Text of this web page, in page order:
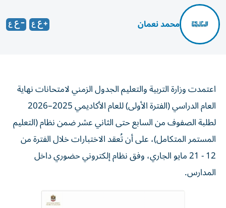
محمد نعمان
اعتمدت وزارة التربية والتعليم الجدول الزمني لامتحانات نهاية
العام الدراسي (الفترة الأولى) للعام الأكاديمي 2025–2026
لطلبة الصفوف من السابع حتى الثاني عشر ضمن نظام (التعليم
المستمر المتكامل)، على أن تُعقد الاختبارات خلال الفترة من
12 - 21 مايو الجاري، وفق نظام إلكتروني حضوري داخل
المدارس.